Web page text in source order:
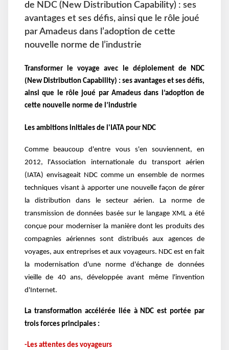
de NDC (New Distribution Capability) : ses
avantages et ses défis, ainsi que le rôle joué
par Amadeus dans l’adoption de cette
nouvelle norme de l’industrie
Transformer le voyage avec le déploiement de NDC
(New Distribution Capability) : ses avantages et ses défis,
ainsi que le rôle joué par Amadeus dans l’adoption de
cette nouvelle norme de l’industrie
Les ambitions initiales de l'IATA pour NDC
Comme beaucoup d'entre vous s'en souviennent, en
2012, l'Association internationale du transport aérien
(IATA) envisageait NDC comme un ensemble de normes
techniques visant à apporter une nouvelle façon de gérer
la distribution dans le secteur aérien. La norme de
transmission de données basée sur le langage XML a été
conçue pour moderniser la manière dont les produits des
compagnies aériennes sont distribués aux agences de
voyages, aux entreprises et aux voyageurs. NDC est en fait
la modernisation d'une norme d'échange de données
vieille de 40 ans, développée avant même l'invention
d'Internet.
La transformation accélérée liée à NDC est portée par
trois forces principales :
-Les attentes des voyageurs